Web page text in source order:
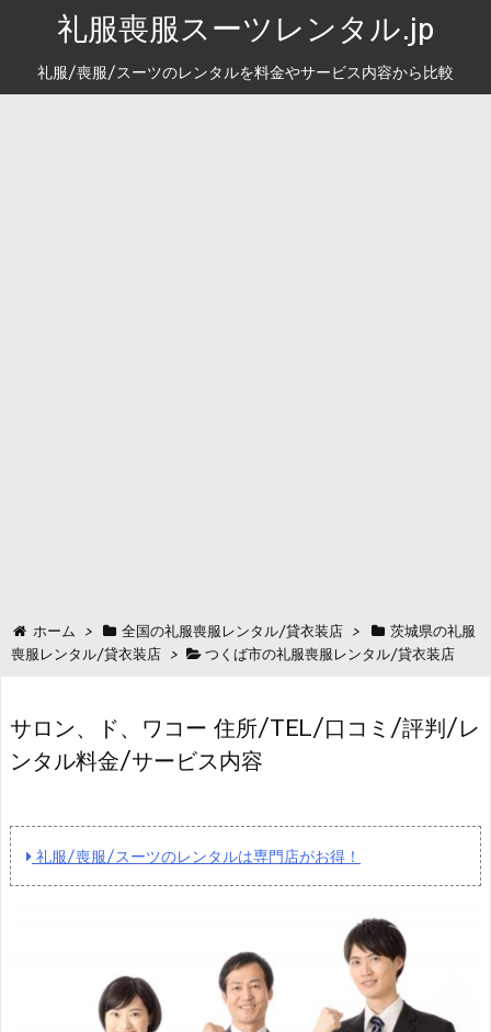
礼服喪服スーツレンタル.jp
礼服/喪服/スーツのレンタルを料金やサービス内容から比較
ホーム > 全国の礼服喪服レンタル/貸衣装店 >
茨城県の礼服
喪服レンタル/貸衣装店 > つくば市の礼服喪服レンタル/貸衣装店
サロン、ド、ワコー 住所/TEL/口コミ/評判/レ
ンタル料金/サービス内容
礼服/喪服/スーツのレンタルは専門店がお得！